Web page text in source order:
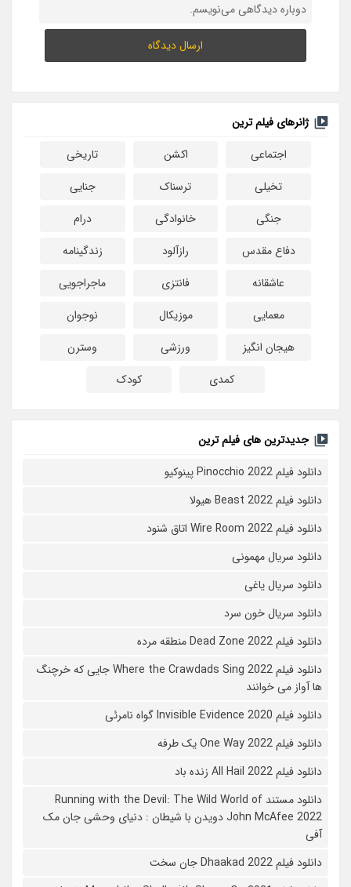
دوباره دیدگاهی می‌نویسم.
ژانرهای فیلم ترین
اجتماعی
اکشن
تاریخی
تخیلی
ترسناک
جنایی
جنگی
خانوادگی
درام
دفاع مقدس
رازآلود
زندگینامه
عاشقانه
فانتزی
ماجراجویی
معمایی
موزیکال
نوجوان
هیجان انگیز
ورزشی
وسترن
کمدی
کودک
جدیدترین های فیلم ترین
دانلود فیلم Pinocchio 2022 پینوکیو
دانلود فیلم Beast 2022 هیولا
دانلود فیلم Wire Room 2022 اتاق شنود
دانلود سریال مهمونی
دانلود سریال یاغی
دانلود سریال خون سرد
دانلود فیلم 2022 Dead Zone منطقه مرده
دانلود فیلم Where the Crawdads Sing 2022 جایی که خرچنگ
ها آواز می خوانند
دانلود فیلم 2020 Invisible Evidence گواه نامرئی
دانلود فیلم One Way 2022 یک طرفه
دانلود فیلم All Hail 2022 زنده باد
دانلود مستند Running with the Devil: The Wild World of
John McAfee 2022 دویدن با شیطان : دنیای وحشی جان مک
آفی
دانلود فیلم Dhaakad 2022 جان سخت